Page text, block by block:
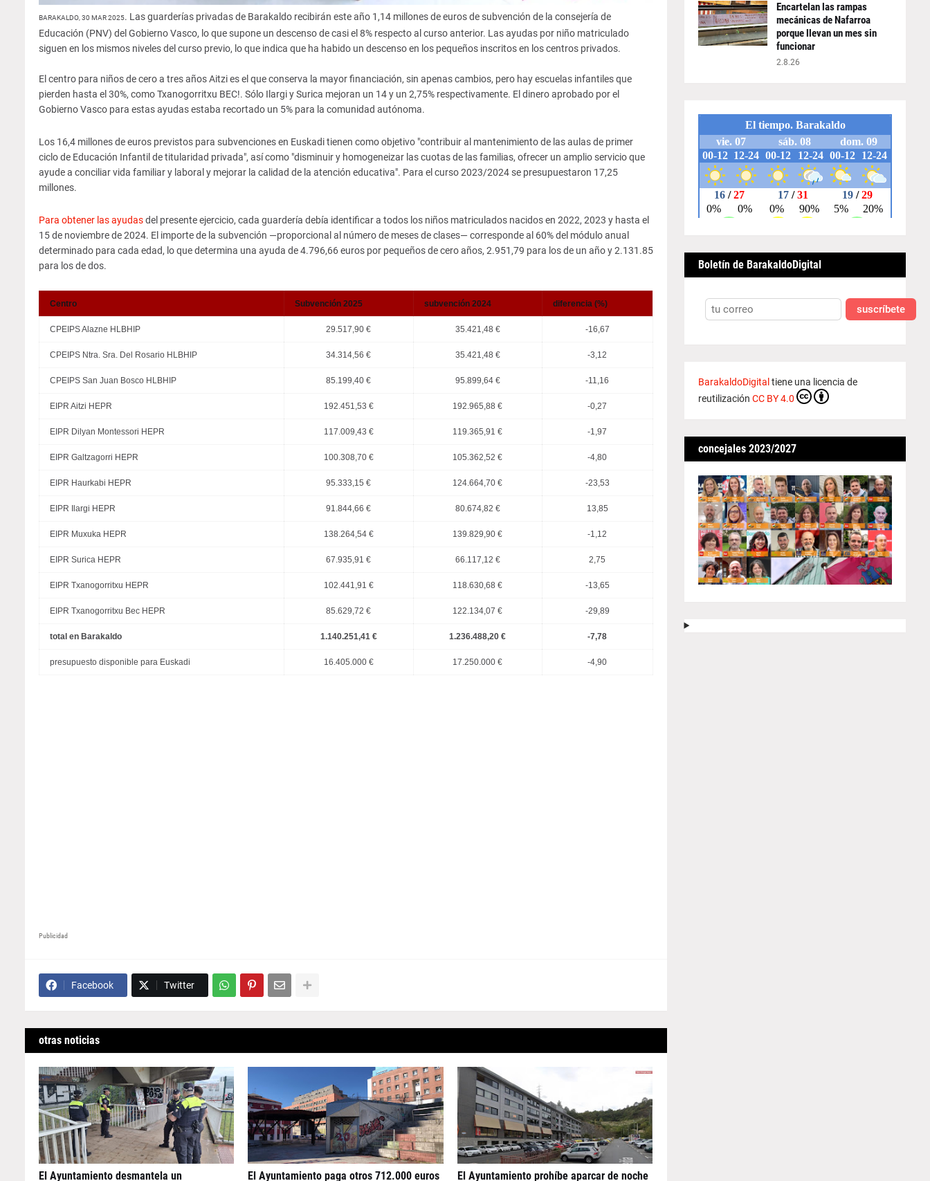
BARAKALDO, 30 MAR 2025. Las guarderías privadas de Barakaldo recibirán este año 1,14 millones de euros de subvención de la consejería de
Educación (PNV) del Gobierno Vasco, lo que supone un descenso de casi el 8% respecto al curso anterior. Las ayudas por niño matriculado
siguen en los mismos niveles del curso previo, lo que indica que ha habido un descenso en los pequeños inscritos en los centros privados.
El centro para niños de cero a tres años Aitzi es el que conserva la mayor financiación, sin apenas cambios, pero hay escuelas infantiles que
pierden hasta el 30%, como Txanogorritxu BEC!. Sólo Ilargi y Surica mejoran un 14 y un 2,75% respectivamente. El dinero aprobado por el
Gobierno Vasco para estas ayudas estaba recortado un 5% para la comunidad autónoma.
Los 16,4 millones de euros previstos para subvenciones en Euskadi tienen como objetivo "contribuir al mantenimiento de las aulas de primer
ciclo de Educación Infantil de titularidad privada", así como "disminuir y homogeneizar las cuotas de las familias, ofrecer un amplio servicio que
ayude a conciliar vida familiar y laboral y mejorar la calidad de la atención educativa". Para el curso 2023/2024 se presupuestaron 17,25
millones.
Para obtener las ayudasdel presente ejercicio, cada guardería debía identificar a todos los niños matriculados nacidos en 2022, 2023 y hasta el
15 de noviembre de 2024. El importe de la subvención —proporcional al número de meses de clases— corresponde al 60% del módulo anual
determinado para cada edad, lo que determina una ayuda de 4.796,66 euros por pequeños de cero años, 2.951,79 para los de un año y 2.131.85
para los de dos.
Centro Subvención 2025 subvención 2024 diferencia (%)
CPEIPS Alazne HLBHIP 29.517,90 € 35.421,48 € -16,67
CPEIPS Ntra. Sra. Del Rosario HLBHIP 34.314,56 € 35.421,48 € -3,12
CPEIPS San Juan Bosco HLBHIP 85.199,40 € 95.899,64 € -11,16
EIPR Aitzi HEPR 192.451,53 € 192.965,88 € -0,27
EIPR Dilyan Montessori HEPR 117.009,43 € 119.365,91 € -1,97
EIPR Galtzagorri HEPR 100.308,70 € 105.362,52 € -4,80
EIPR Haurkabi HEPR 95.333,15 € 124.664,70 € -23,53
EIPR Ilargi HEPR 91.844,66 € 80.674,82 € 13,85
EIPR Muxuka HEPR 138.264,54 € 139.829,90 € -1,12
EIPR Surica HEPR 67.935,91 € 66.117,12 € 2,75
EIPR Txanogorritxu HEPR 102.441,91 € 118.630,68 € -13,65
EIPR Txanogorritxu Bec HEPR 85.629,72 € 122.134,07 € -29,89
total en Barakaldo 1.140.251,41 € 1.236.488,20 € -7,78
presupuesto disponible para Euskadi 16.405.000 € 17.250.000 € -4,90
Publicidad
Facebook Twitter
otras noticias
El Ayuntamiento desmantela un El Ayuntamiento paga otros 712.000 euros El Ayuntamiento prohíbe aparcar de noche
Encartelan las rampas
mecánicas de Nafarroa
porque llevan un mes sin
funcionar
2.8.26
Boletín de BarakaldoDigital
suscríbete
BarakaldoDigital tiene una licencia de
reutilización CC BY 4.0
concejales 2023/2027